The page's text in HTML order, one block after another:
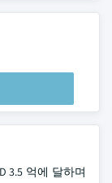
3.5 억에 달하며